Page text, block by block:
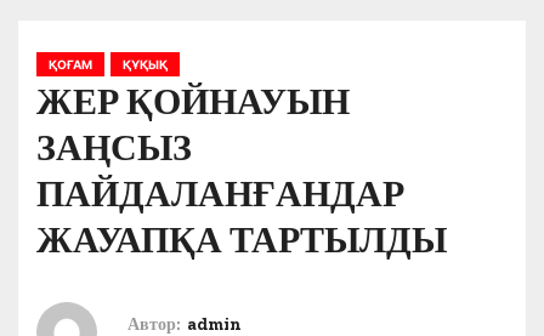
ҚОҒАМ ҚҰҚЫҚ
ЖЕР ҚОЙНАУЫН
ЗАҢСЫЗ
ПАЙДАЛАНҒАНДАР
ЖАУАПҚА ТАРТЫЛДЫ
Автор: admin